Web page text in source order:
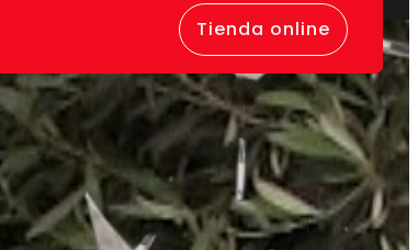
Tienda online